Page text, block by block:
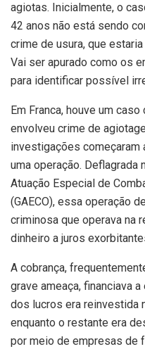
agiotas. Inicialmente, o
42 anos não está sendo
crime de usura, que
Vai ser apurado como os
para identificar possível
Em Franca, houve um
envolveu crime de
investigações começaram
uma operação. Deflagrada
Atuação Especial de
(GAECO), essa operação
criminosa que operava na
dinheiro a juros
A cobrança,
grave ameaça, financiava
dos lucros era reinvestida
enquanto o restante era
por meio de empresas de